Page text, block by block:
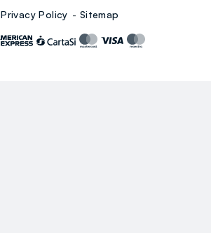
Privacy Policy Sitemap